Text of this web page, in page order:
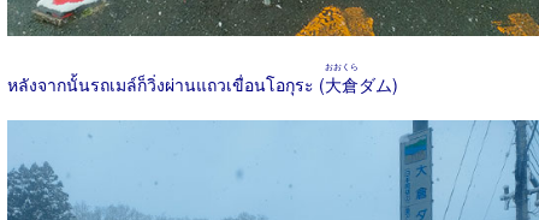
หลังจากนั้นรถเมล์ก็วิ่งผ่านแถวเขื่อนโอกุระ (大倉
おおくら
ダム)